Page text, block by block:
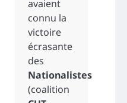
avaient
connu la
victoire
écrasante
des
Nationalistes
(coalition